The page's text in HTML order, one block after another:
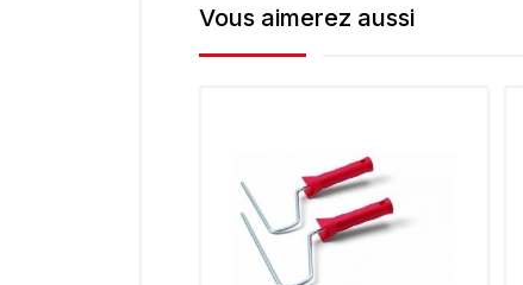
Vous aimerez aussi